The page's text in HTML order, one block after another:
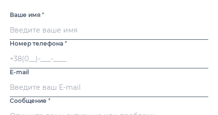
Ваше имя *
Номер телефона *
E-mail
Сообщение *